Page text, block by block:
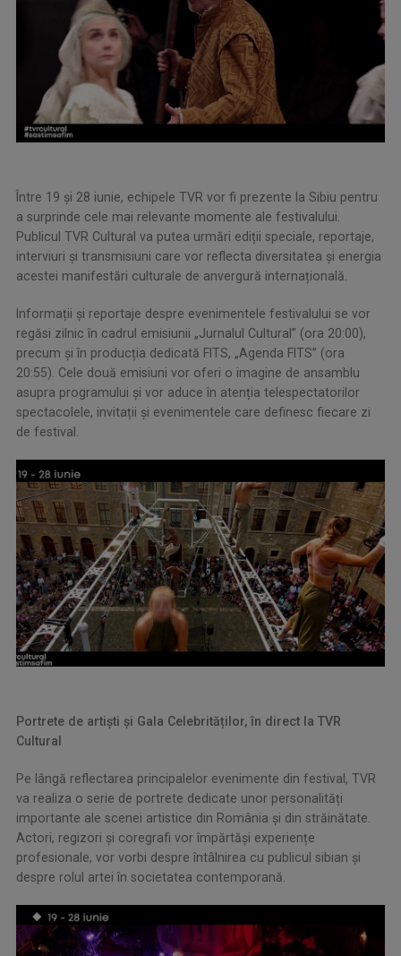
Între 19 și 28 iunie, echipele TVR vor fi prezente la Sibiu pentru
a surprinde cele mai relevante momente ale festivalului.
Publicul TVR Cultural va putea urmări ediții speciale, reportaje,
interviuri și transmisiuni care vor reflecta diversitatea și energia
acestei manifestări culturale de anvergură internațională.
Informații și reportaje despre evenimentele festivalului se vor
regăsi zilnic în cadrul emisiunii „Jurnalul Cultural” (ora 20:00),
precum și în producția dedicată FITS, „Agenda FITS” (ora
20:55). Cele două emisiuni vor oferi o imagine de ansamblu
asupra programului și vor aduce în atenția telespectatorilor
spectacolele, invitații și evenimentele care definesc fiecare zi
de festival.
Portrete de artiști și Gala Celebrităților, în direct la TVR
Cultural
Pe lângă reflectarea principalelor evenimente din festival, TVR
va realiza o serie de portrete dedicate unor personalități
importante ale scenei artistice din România și din străinătate.
Actori, regizori și coregrafi vor împărtăși experiențe
profesionale, vor vorbi despre întâlnirea cu publicul sibian și
despre rolul artei în societatea contemporană.